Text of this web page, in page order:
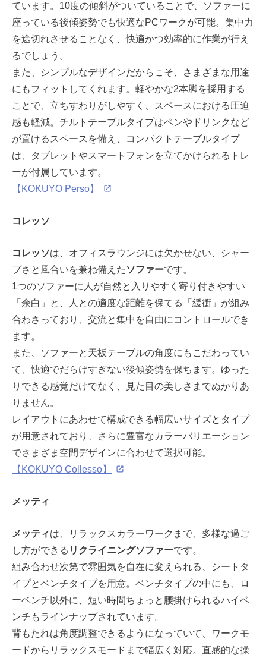
ています。10度の傾斜がついていることで、ソファーに
座っている後傾姿勢でも快適なPCワークが可能。集中力
を途切れさせることなく、快適かつ効率的に作業が行え
るでしょう。
また、シンプルなデザインだからこそ、さまざまな用途
にもフィットしてくれます。軽やかな2本脚を採用する
ことで、立ちすわりがしやすく、スペースにおける圧迫
感も軽減。チルトテーブルタイプはペンやドリンクなど
が置けるスペースを備え、コンパクトテーブルタイプ
は、タブレットやスマートフォンを立てかけられるトレ
ーが付属しています。
【KOKUYO Perso】
コレッソ
コレッソは、オフィスラウンジには欠かせない、シャー
プさと風合いを兼ね備えた ソファーです。
1つのソファーに人が自然と入りやすく寄り付きやすい
「余白」と、人との適度な距離を保てる「緩衝」が組み
合わさっており、交流と集中を自由にコントロールでき
ます。
また、ソファーと天板テーブルの角度にもこだわってい
て、快適でだらけすぎない後傾姿勢を保ちます。ゆった
りできる感覚だけでなく、見た目の美しさまでぬかりあ
りません。
レイアウトにあわせて構成できる幅広いサイズとタイプ
が用意されており、さらに豊富なカラーバリエーション
でさまざま空間デザインに合わせて選択可能。
【KOKUYO Collesso】
メッティ
メッティは、リラックスカラーワークまで、多様な過ご
し方ができる リクライニングソファーです。
組み合わせ次第で雰囲気を自在に変えられる、シートタ
イプとベンチタイプを用意。ベンチタイプの中にも、ロ
ーベンチ以外に、短い時間ちょっと腰掛けられるハイベ
ンチもラインナップされています。
背もたれは角度調整できるようになっていて、ワークモ
ードからリラックスモードまで幅広く対応。直感的な操